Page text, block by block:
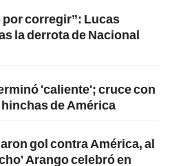
por corregir”: Lucas
la derrota de Nacional
'caliente'; cruce con
de América
gol contra América, al
Arango celebró en